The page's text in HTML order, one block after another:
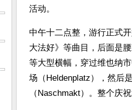
活动。
中午十二点整，游行正式
大法好》等曲目，后面是
等大型横幅，穿过维也纳
场（Heldenplatz），然后
（Naschmakt）。整个庆